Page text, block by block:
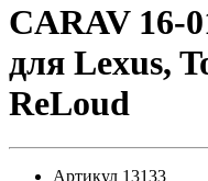
CARAV 16-
для Lexus,
ReLoud
Артикул 13133